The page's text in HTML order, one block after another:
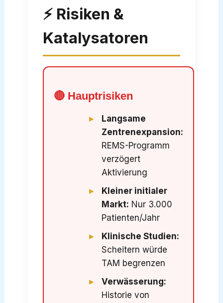
⚡ Risiken &
Katalysatoren
🔴 Hauptrisiken
Langsame
Zentrenexpansion:
REMS-Programm
verzögert
Aktivierung
Kleiner initialer
Markt: Nur 3.000
Patienten/Jahr
Klinische Studien:
Scheitern würde
TAM begrenzen
Verwässerung:
Historie von